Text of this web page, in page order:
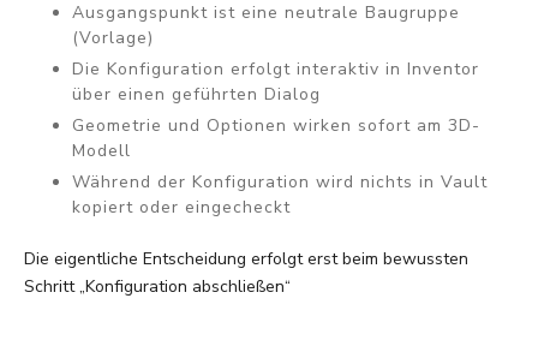
Ausgangspunkt ist eine neutrale Baugruppe
(Vorlage)
Die Konfiguration erfolgt interaktiv in Inventor
über einen geführten Dialog
Geometrie und Optionen wirken sofort am 3D-
Modell
Während der Konfiguration wird nichts in Vault
kopiert oder eingecheckt
Die eigentliche Entscheidung erfolgt erst beim bewussten
Schritt „Konfiguration abschließen“